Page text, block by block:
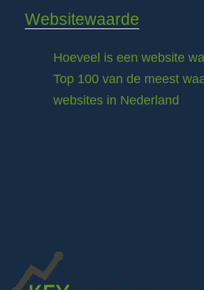
Websitewaarde
Hoeveel is een website
Top 100 van de meest
websites in Nederland